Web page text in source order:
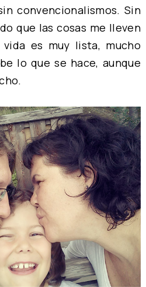
convencionalismos. Sin
que las cosas me lleven
es muy lista, mucho
lo que se hace, aunque